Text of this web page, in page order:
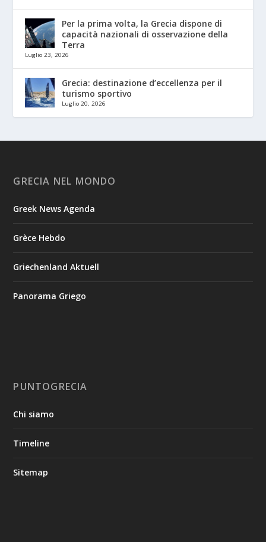
Per la prima volta, la Grecia dispone di
capacità nazionali di osservazione della
Terra
Luglio 23, 2026
Grecia: destinazione d’eccellenza per il
turismo sportivo
Luglio 20, 2026
GRECIA NEL MONDO
Greek News Agenda
Grèce Hebdo
Griechenland Aktuell
Panorama Griego
PUNTOGRECIA
Chi siamo
Timeline
Sitemap